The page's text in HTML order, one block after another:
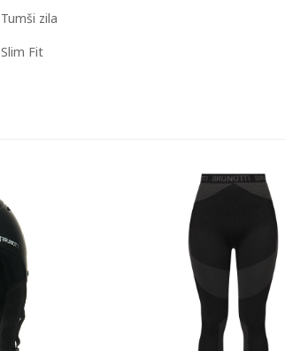
Tumši zila
Slim Fit